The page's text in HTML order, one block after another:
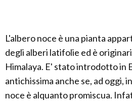
L'albero noce è una pianta
degli alberi latifolie ed è
Himalaya. E' stato introdotto in
antichissima anche se, ad oggi,
noce è alquanto promiscua.